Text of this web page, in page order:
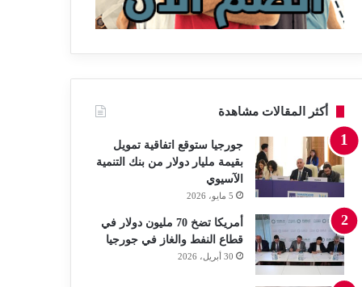
أكثر المقالات مشاهدة
جورجيا ستوقع اتفاقية تمويل
بقيمة مليار دولار من بنك التنمية
الآسيوي
5 مايو، 2026
أمريكا تضخ 70 مليون دولار في
قطاع النفط والغاز في جورجيا
30 أبريل، 2026